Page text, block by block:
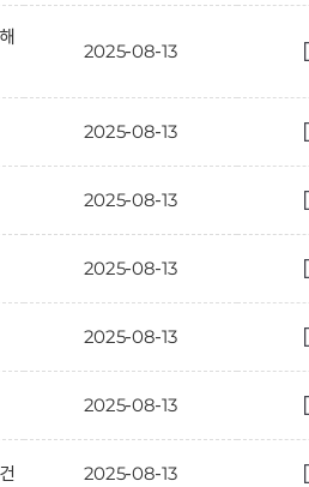
2025-08-13
2025-08-13
2025-08-13
2025-08-13
2025-08-13
2025-08-13
2025-08-13